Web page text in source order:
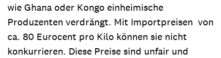
wie Ghana oder Kongo einheimische
Produzenten verdrängt. Mit Importpreisen von
ca. 80 Eurocent pro Kilo können sie nicht
konkurrieren. Diese Preise sind unfair und